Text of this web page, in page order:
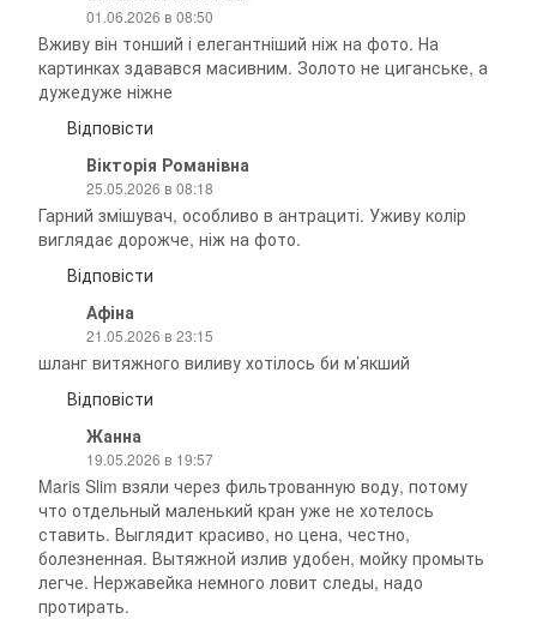
01.06.2026 в 08:50
Вживу він тонший і елегантніший ніж на фото. На
картинках здавався масивним. Золото не циганське, а
дужедуже ніжне
Відповісти
Вікторія Романівна
25.05.2026 в 08:18
Гарний змішувач, особливо в антрациті. Уживу колір
виглядає дорожче, ніж на фото.
Відповісти
Афіна
21.05.2026 в 23:15
шланг витяжного виливу хотілось би м’якший
Відповісти
Жанна
19.05.2026 в 19:57
Maris Slim взяли через фильтрованную воду, потому
что отдельный маленький кран уже не хотелось
ставить. Выглядит красиво, но цена, честно,
болезненная. Вытяжной излив удобен, мойку промыть
легче. Нержавейка немного ловит следы, надо
протирать.